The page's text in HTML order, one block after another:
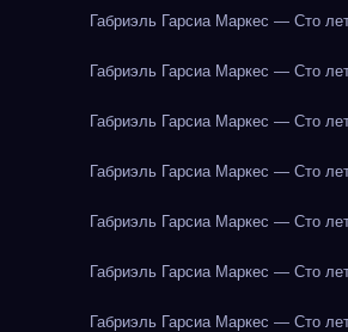
Габриэль Гарсиа Маркес — Сто
Габриэль Гарсиа Маркес — Сто
Габриэль Гарсиа Маркес — Сто
Габриэль Гарсиа Маркес — Сто
Габриэль Гарсиа Маркес — Сто
Габриэль Гарсиа Маркес — Сто
Габриэль Гарсиа Маркес — Сто